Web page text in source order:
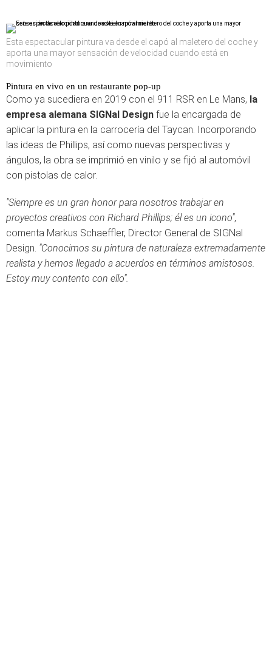
Esta espectacular pintura va desde el capó al maletero del coche y
aporta una mayor sensación de velocidad cuando está en
movimiento
Pintura en vivo en un restaurante pop-up
Como ya sucediera en 2019 con el 911 RSR en Le Mans, la
empresa alemana SIGNal Design fue la encargada de
aplicar la pintura en la carrocería del Taycan. Incorporando
las ideas de Phillips, así como nuevas perspectivas y
ángulos, la obra se imprimió en vinilo y se fijó al automóvil
con pistolas de calor.
"Siempre es un gran honor para nosotros trabajar en
proyectos creativos con Richard Phillips; él es un icono",
comenta Markus Schaeffler, Director General de SIGNal
Design. "Conocimos su pintura de naturaleza extremadamente
realista y hemos llegado a acuerdos en términos amistosos.
Estoy muy contento con ello".